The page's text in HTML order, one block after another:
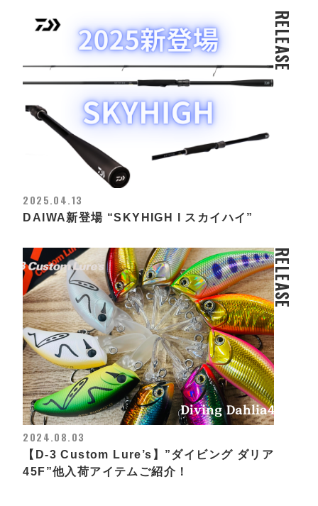
RELEASE
2025.04.13
DAIWA新登場 “SKYHIGH l スカイハイ”
RELEASE
2024.08.03
【D-3 Custom Lure’s】”ダイビング ダリア
45F”他入荷アイテムご紹介！